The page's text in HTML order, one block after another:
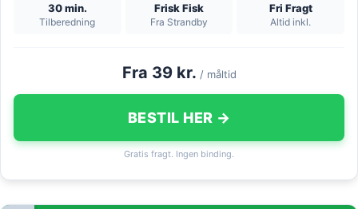
30 min.
Tilberedning
Frisk Fisk
Fra Strandby
Fri Fragt
Altid inkl.
Fra 39 kr. / måltid
BESTIL HER →
Gratis fragt. Ingen binding.